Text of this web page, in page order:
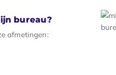
bureau?
afmetingen: